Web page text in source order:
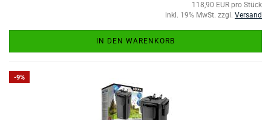
118,90 EUR pro Stück
inkl. 19% MwSt. zzgl. Versand
IN DEN WARENKORB
-9%